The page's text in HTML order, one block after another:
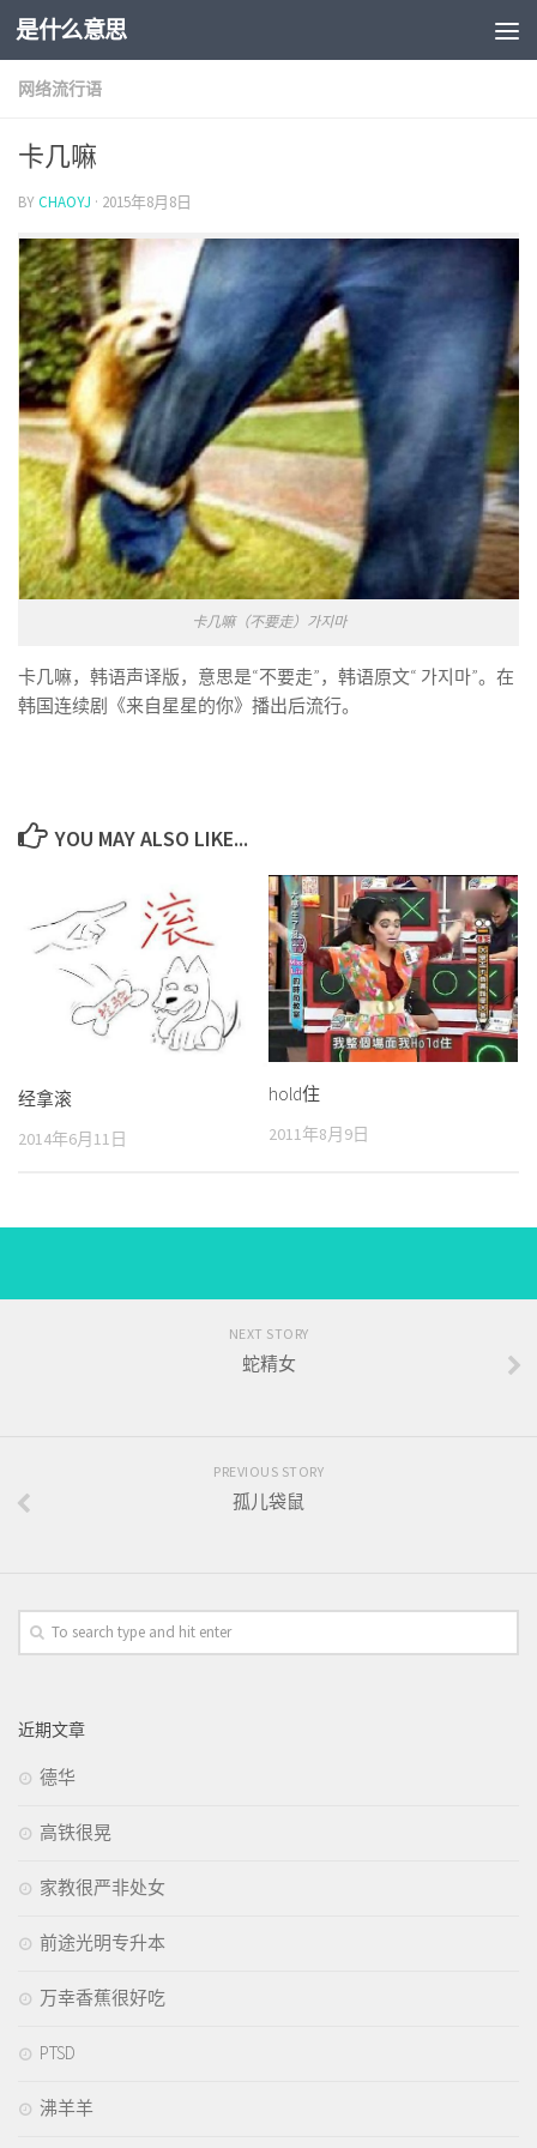
是什么意思
网络流行语
卡几嘛
BYCHAOYJ · 2015年8月8日
卡几嘛（不要走）가지마
卡几嘛，韩语声译版，意思是“不要走”，韩语原文“ 가지마”。在
韩国连续剧《来自星星的你》播出后流行。
YOU MAY ALSO LIKE...
经拿滚
2014年6月11日
hold住
2011年8月9日
NEXT STORY
蛇精女
PREVIOUS STORY
孤儿袋鼠
近期文章
德华
高铁很晃
家教很严非处女
前途光明专升本
万幸香蕉很好吃
PTSD
沸羊羊